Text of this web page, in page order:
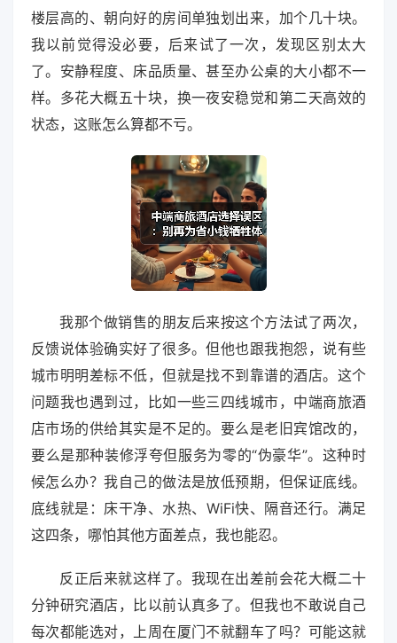
楼层高的、朝向好的房间单独划出来，加个几十块。
我以前觉得没必要，后来试了一次，发现区别太大
了。安静程度、床品质量、甚至办公桌的大小都不一
样。多花大概五十块，换一夜安稳觉和第二天高效的
状态，这账怎么算都不亏。
我那个做销售的朋友后来按这个方法试了两次，
反馈说体验确实好了很多。但他也跟我抱怨，说有些
城市明明差标不低，但就是找不到靠谱的酒店。这个
问题我也遇到过，比如一些三四线城市，中端商旅酒
店市场的供给其实是不足的。要么是老旧宾馆改的，
要么是那种装修浮夸但服务为零的“伪豪华”。这种时
候怎么办？我自己的做法是放低预期，但保证底线。
底线就是：床干净、水热、WiFi快、隔音还行。满足
这四条，哪怕其他方面差点，我也能忍。
反正后来就这样了。我现在出差前会花大概二十
分钟研究酒店，比以前认真多了。但我也不敢说自己
每次都能选对，上周在厦门不就翻车了吗？可能这就